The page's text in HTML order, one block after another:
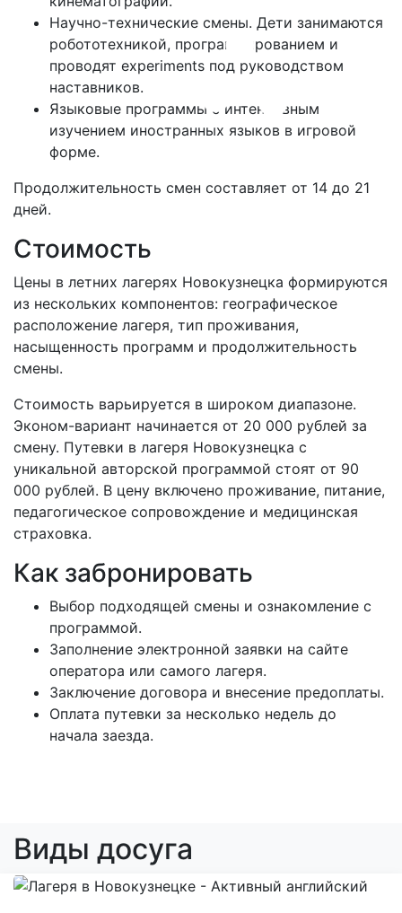
Научно-технические смены. Дети занимаются
робототехникой, программированием и
проводят experiments под руководством
наставников.
Языковые программы с интенсивным
изучением иностранных языков в игровой
форме.
Продолжительность смен составляет от 14 до 21
дней.
Стоимость
Цены в летних лагерях Новокузнецка формируются
из нескольких компонентов: географическое
расположение лагеря, тип проживания,
насыщенность программ и продолжительность
смены.
Стоимость варьируется в широком диапазоне.
Эконом-вариант начинается от 20 000 рублей за
смену. Путевки в лагеря Новокузнецка с
уникальной авторской программой стоят от 90
000 рублей. В цену включено проживание, питание,
педагогическое сопровождение и медицинская
страховка.
Как забронировать
Выбор подходящей смены и ознакомление с
программой.
Заполнение электронной заявки на сайте
оператора или самого лагеря.
Заключение договора и внесение предоплаты.
Оплата путевки за несколько недель до
начала заезда.
Виды досуга